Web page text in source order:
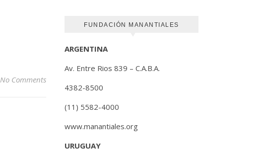
No Comments
FUNDACIÓN MANANTIALES
ARGENTINA
Av. Entre Rios 839 – C.A.B.A.
4382-8500
(11) 5582-4000
www.manantiales.org
URUGUAY